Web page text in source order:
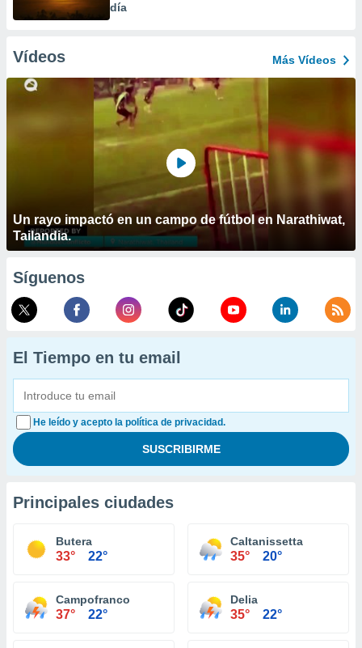
día
Vídeos Más Vídeos
Un rayo impactó en un campo de fútbol en Narathiwat,
Tailandia.
Síguenos
El Tiempo en tu email
He leído y acepto la política de privacidad.
Principales ciudades
Butera
33° 22°
Caltanissetta
35° 20°
Campofranco
37° 22°
Delia
35° 22°